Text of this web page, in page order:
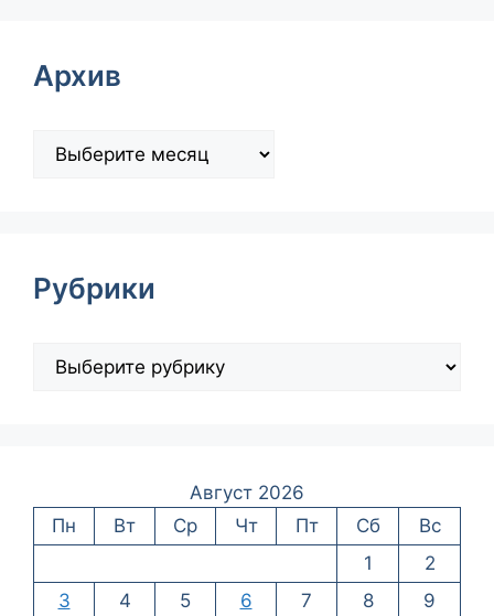
Архив
Рубрики
Август 2026
Пн
Вт Ср Чт Пт Сб
Вс
1
2
3
4 5 6 7 8
9